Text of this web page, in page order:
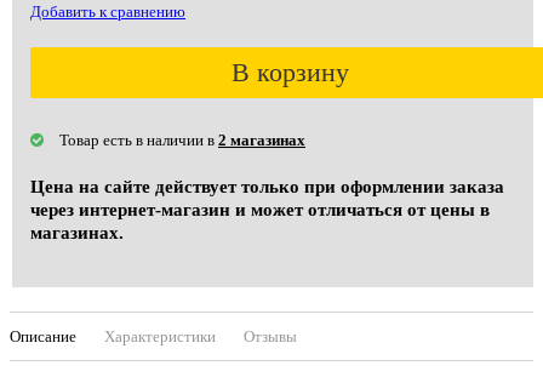
Добавить к сравнению
В корзину
Товар есть в наличии в 2 магазинах
Цена на сайте действует только при оформлении заказа
через интернет-магазин и может отличаться от цены в
магазинах.
Описание Характеристики Отзывы